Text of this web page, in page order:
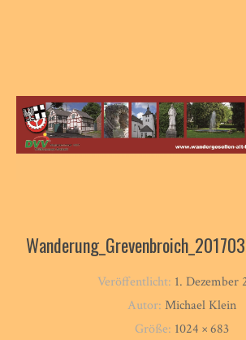
Veröffentlicht: 1. Dezember
Autor: Michael Klein
Größe: 1024 × 683